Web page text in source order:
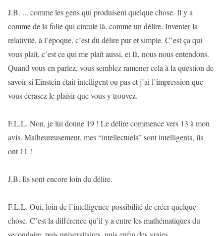
J.B. ... comme les gens qui produisent quelque chose. Il y a
comme de la folie qui circule là, comme un délire. Inventer la
relativité, à l’époque, c’est du délire pur et simple. C’est ça qui
vous plaît, c’est ce qui me plaît aussi, et là, nous nous entendons.
Quand vous en parlez, vous semblez ramener cela à la question de
savoir si Einstein était intelligent ou pas et j’ai l’impression que
vous écrasez le plaisir que vous y trouvez.
F.L.L. Non, je lui donne 19 ! Le délire commence vers 13 à mon
avis. Malheureusement, mes “intellectuels” sont intelligents, ils
ont 11 !
J.B. Ils sont encore loin du délire.
F.L.L. Oui, loin de l’intelligence-possibilité de créer quelque
chose. C’est la différence qu’il y a entre les mathématiques du